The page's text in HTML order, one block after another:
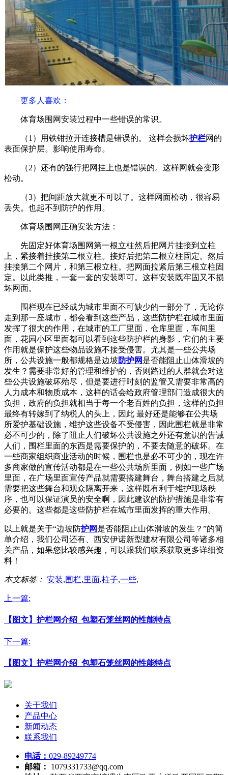
更多人喜欢：
体育场围网安装过程中一些错误的常识。
（1）用铁钳拉开连接槽是错误的。 这样会损坏护栏网的
表面保护层。影响使用寿命。
（2）还有的强行把网挂上也是错误的。这样网就会变形
松动。
（3）把间距放大就更不可以了。这样网面松动，很容易
丢失。也起不到防护的作用。
体育场围网正确安装方法：
先固定好体育场围网第一根立柱然后把网片挂接到立柱
上，紧接着挂接第二根立柱。接好后把第二根立柱固定。然后
挂接第二个网片，和第三根立柱。把网面拉紧后第三根立柱固
定。以此类推，一套一套的安装即可。这样安装既牢固又不损
坏网面。
围栏现在已经成为城市里面不可缺少的一部分了，无论你
走到那一座城市，都会看到这些产品，这些防护栏在城市里面
发挥了很大的作用，在城市的工厂里面，仓库里面，车间里
面，花园小区里面都可以看到这些防护栏的身影，它们的主要
作用就是保护这些物品设施不接受侵害。尤其是一些公共场
所，公共设施一般都规格是边坡 防护网是否能阻止山体滑坡的
发生？需要非常好的管理和维护的，否则路过的人群就会对这
些公共设施破坏殆尽，但是要进行时刻的监管又需要非常高的
人力成本和物质成本，这样的话会给政府管理部门造成很大的
负担，政府的负担就相当于每一个老百姓的负担，这样的负担
最终有转嫁到了纳税人的头上，因此 最好还是能够在公共场
所爱护基础设施，维护这些设备不受侵害，因此围栏就是非常
必不可少的，除了阻止人们破坏公共设施之外还有意识的告诫
人们，围栏里面的东西是需要保护的，不要去随意的破坏。在
一些商家组织商业活动的时候，围栏也是必不可少的，现在许
多商家做的宣传活动都是在一些公共场所里面，例如一些广场
里面，在广场里面宣传产品就需要搭建舞台，舞台搭建之后就
需要把这些舞台和观众隔离开来，这样既有利于维护现场秩
序，也可以保证演员的安全啊，因此建议的防护措施是非常有
必要的。这些都是这些防护栏在城市里面发挥的重大作用。
以上就是关于“边坡防护网是否能阻止山体滑坡的发生？”的简
单介绍，我们公司还有、西安伊诺新型建材有限公司等诸多相
关产品，如果您比较感兴趣，可以跟我们联系获取更多详细资
料！
本文标签： 安装,围栏,里面,柱子,一些,
上一篇:
【图文】护栏网介绍_包塑石笼丝网的性能特点
下一篇:
【图文】护栏网介绍_包塑石笼丝网的性能特点
关于我们
产品中心
新闻动态
联系我们
电话： 029-89249774
邮箱：
1079331733@qq.com